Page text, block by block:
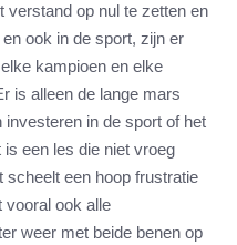
verstand op nul te zetten en
ook in de sport, zijn er
kampioen en elke
is alleen de lange mars
in de sport of het
een les die niet vroeg
scheelt een hoop frustratie
vooral ook alle
weer met beide benen op